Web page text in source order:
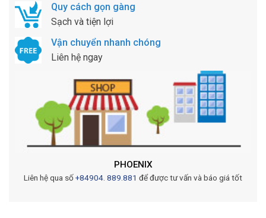
Quy cách gọn gàng
Sạch và tiện lợi
Vận chuyển nhanh chóng
Liên hệ ngay
PHOENIX
Liên hệ qua số+84904. 889.881 để được tư vấn và báo giá tốt